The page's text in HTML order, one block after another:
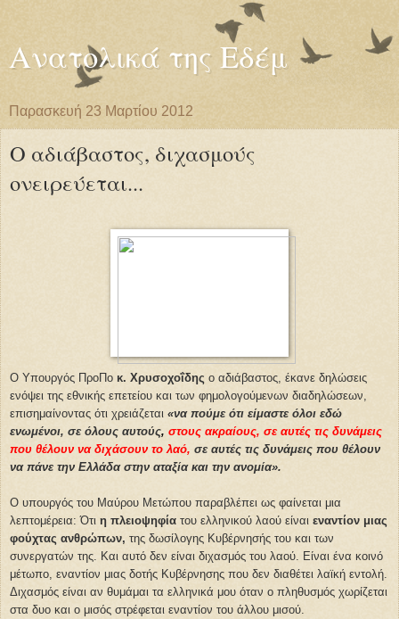
Ανατολικά της Εδέμ
Παρασκευή 23 Μαρτίου 2012
Ο αδιάβαστος, διχασμούς
ονειρεύεται...
Ο Υπουργός ΠροΠο κ. Χρυσοχοΐδης ο αδιάβαστος, έκανε δηλώσεις
ενόψει της εθνικής επετείου και των φημολογούμενων διαδηλώσεων,
επισημαίνοντας ότι χρειάζεται «να πούμε ότι είμαστε όλοι εδώ
ενωμένοι, σε όλους αυτούς, στους ακραίους, σε αυτές τις δυνάμεις
που θέλουν να διχάσουν το λαό, σε αυτές τις δυνάμεις που θέλουν
να πάνε την Ελλάδα στην αταξία και την ανομία».
Ο υπουργός του Μαύρου Μετώπου παραβλέπει ως φαίνεται μια
λεπτομέρεια: Ότι η πλειοψηφία του ελληνικού λαού είναι εναντίον μιας
φούχτας ανθρώπων, της δωσίλογης Κυβέρνησής του και των
συνεργατών της. Και αυτό δεν είναι διχασμός του λαού. Είναι ένα κοινό
μέτωπο, εναντίον μιας δοτής Κυβέρνησης που δεν διαθέτει λαϊκή εντολή.
Διχασμός είναι αν θυμάμαι τα ελληνικά μου όταν ο πληθυσμός χωρίζεται
στα δυο και ο μισός στρέφεται εναντίον του άλλου μισού.